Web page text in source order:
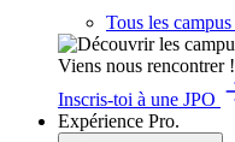
Tous les campus
Viens nous rencontrer !
Inscris-toi à une JPO
Expérience Pro.